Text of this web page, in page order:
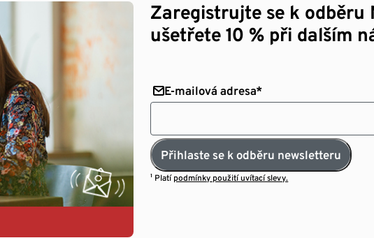
Zaregistrujte se k odběru
ušetřete 10 % při dalším
E-mailová adresa*
Přihlaste se k odběru newsletteru
¹ Platí podmínky použití uvítací slevy.